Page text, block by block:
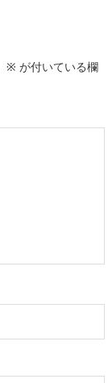
※ が付いている欄